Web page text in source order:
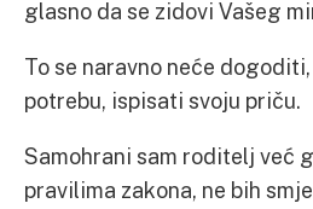
glasno da se zidovi Vašeg
To se naravno neće
potrebu, ispisati svoju priču.
Samohrani sam roditelj već
pravilima zakona, ne bih